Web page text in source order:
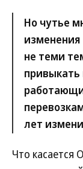
Но чутье
изменения
не теми
привыкать
лет
Что касается